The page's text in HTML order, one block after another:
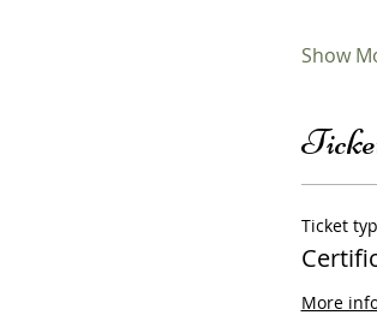
Show
Ticket
More